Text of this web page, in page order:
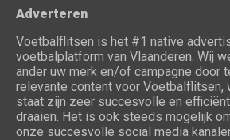
Adverteren
Voetbalflitsen is het #1 native
voetbalplatform van Vlaanderen. Wij
ander uw merk en/of campagne door
relevante content voor Voetbalflitsen,
staat zijn zeer succesvolle en
draaien. Het is ook steeds mogelijk
onze succesvolle social media